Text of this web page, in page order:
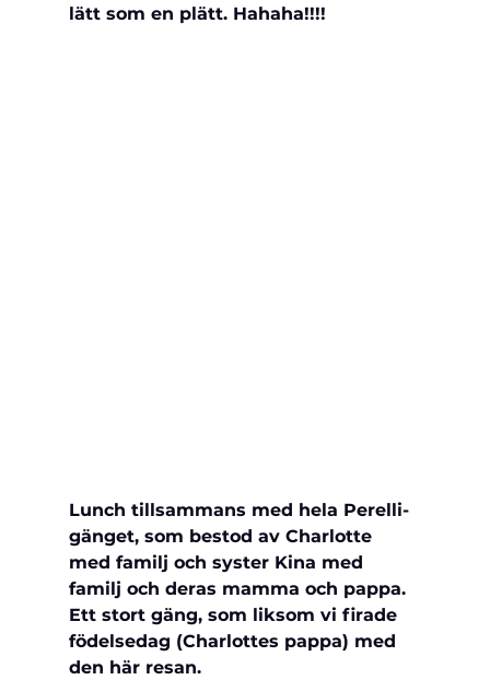
lätt som en plätt. Hahaha!!!!
Lunch tillsammans med hela Perelli-
gänget, som bestod av Charlotte
med familj och syster Kina med
familj och deras mamma och pappa.
Ett stort gäng, som liksom vi firade
födelsedag (Charlottes pappa) med
den här resan.